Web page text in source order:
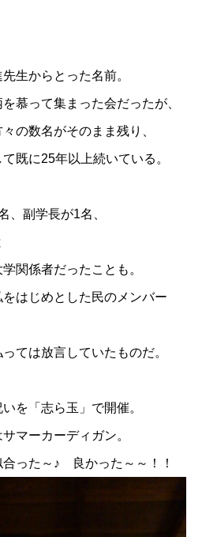
生からとった名前。
慕って集まった会だったが、
の数名がそのまま残り、
既に25年以上続いている。
、副学長が1名、
関係者だったことも。
はじめとした民のメンバー
ては放言していたものだ。
を「志ら玉」で開催。
マーカーディガン。
った～♪ 良かった～～！！